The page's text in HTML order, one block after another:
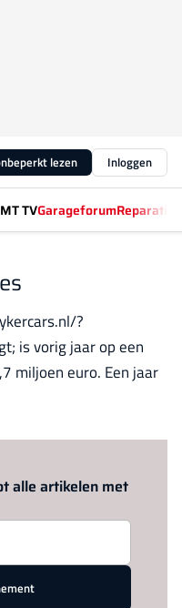
lezen Inloggen
TVGarageforum
?
is vorig jaar op een
miljoen euro. Een jaar
alle artikelen met